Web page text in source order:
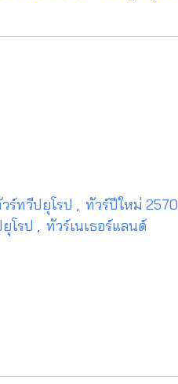
ร์ทวีปยุโรป ทัวร์ปีใหม่ 2570
โรป ทัวร์เนเธอร์แลนด์